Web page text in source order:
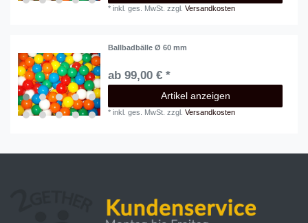
*inkl. ges. MwSt. zzgl.Versandkosten
Ballbadbälle Ø 60 mm
ab 99,00 € *
Artikel anzeigen
*inkl. ges. MwSt. zzgl.Versandkosten